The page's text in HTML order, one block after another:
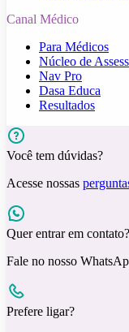
Canal Médico
Para Médicos
Núcleo de
Nav Pro
Dasa Educa
Resultados
Você tem dúvidas?
Acesse nossas
Quer entrar em contato?
Fale no nosso
Prefere ligar?